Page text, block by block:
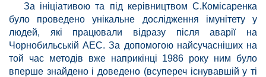
За ініціативою та під керівництвом С.Комісаренка
було проведено унікальне дослідження імунітету у
людей, які працювали відразу після аварії на
Чорнобильській АЕС. За допомогою найсучасніших на
той час методів вже наприкінці 1986 року ним було
вперше знайдено і доведено (всупереч існувавшій у ті